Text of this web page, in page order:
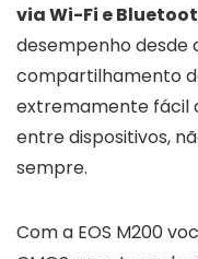
via Wi-Fi e
desempenho desde
compartilhamento
extremamente fácil
entre dispositivos,
sempre.
Com a EOS M200